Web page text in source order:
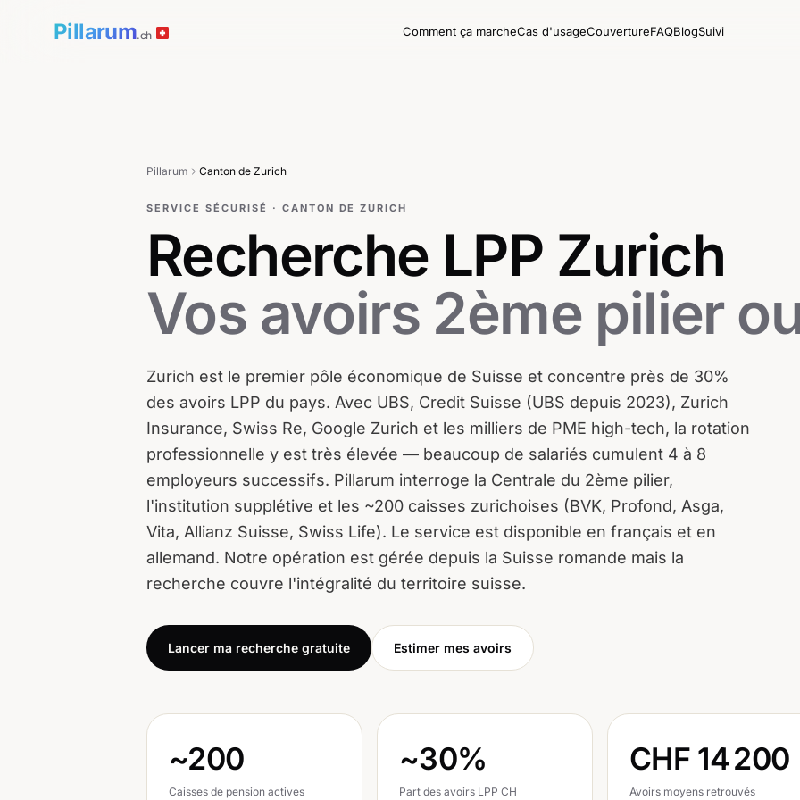
Pillarum.ch Comment ça marcheCas d'usageCouvertureFAQBlogSuivi
Pillarum Canton de Zurich
SERVICE SÉCURISÉ · CANTON DE ZURICH
Recherche LPP Zurich
Vos avoirs 2ème pilier
Zurich est le premier pôle économique de Suisse et concentre près de 30%
des avoirs LPP du pays. Avec UBS, Credit Suisse (UBS depuis 2023), Zurich
Insurance, Swiss Re, Google Zurich et les milliers de PME high-tech, la rotation
professionnelle y est très élevée — beaucoup de salariés cumulent 4 à 8
employeurs successifs. Pillarum interroge la Centrale du 2ème pilier,
l'institution supplétive et les ~200 caisses zurichoises (BVK, Profond, Asga,
Vita, Allianz Suisse, Swiss Life). Le service est disponible en français et en
allemand. Notre opération est gérée depuis la Suisse romande mais la
recherche couvre l'intégralité du territoire suisse.
Lancer ma recherche gratuite Estimer mes avoirs
~200
Caisses de pension actives
~30%
Part des avoirs LPP CH
CHF 14 200
Avoirs moyens retrouvés